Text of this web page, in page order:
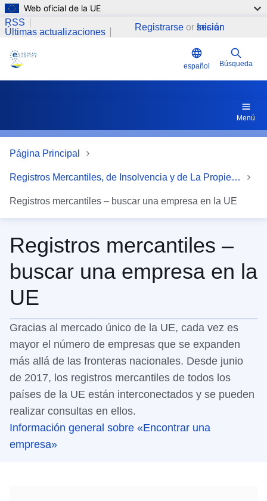
Pasar al contenido principal
Web oficial de la UE
RSS
Últimas actualizaciones
Registrarseor Iniciar sesión
español Búsqueda
Menú
Página Principal
Registros Mercantiles, de Insolvencia y de La Propiedad
Registros mercantiles – buscar una empresa en la UE
Registros mercantiles –
buscar una empresa en la
UE
Gracias al mercado único de la UE, cada vez es
mayor el número de empresas que se expanden
más allá de las fronteras nacionales. Desde junio
de 2017, los registros mercantiles de todos los
países de la UE están interconectados y se pueden
realizar consultas en ellos.
Información general sobre «Encontrar una
empresa»